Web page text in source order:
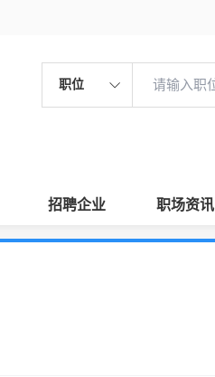
职位
招聘企业 职场资讯